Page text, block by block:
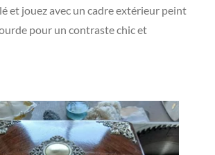
et jouez avec un cadre extérieur peint
pour un contraste chic et